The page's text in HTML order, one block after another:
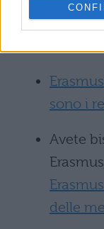
Siete pronti
sono i
Avete
delle